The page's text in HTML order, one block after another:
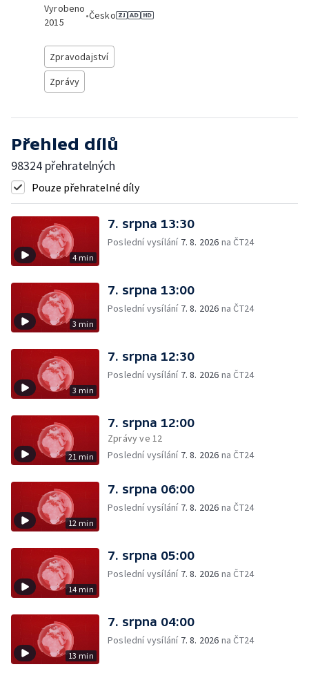
Vyrobeno
2015
•Česko
Zpravodajství
Zprávy
Přehled dílů
98324 přehratelných
Pouze přehratelné díly
4 min
7. srpna 13:30
Poslední vysílání 7. 8. 2026 na ČT24
3 min
7. srpna 13:00
Poslední vysílání 7. 8. 2026 na ČT24
3 min
7. srpna 12:30
Poslední vysílání 7. 8. 2026 na ČT24
21 min
7. srpna 12:00
Zprávy ve 12
Poslední vysílání 7. 8. 2026 na ČT24
12 min
7. srpna 06:00
Poslední vysílání 7. 8. 2026 na ČT24
14 min
7. srpna 05:00
Poslední vysílání 7. 8. 2026 na ČT24
13 min
7. srpna 04:00
Poslední vysílání 7. 8. 2026 na ČT24